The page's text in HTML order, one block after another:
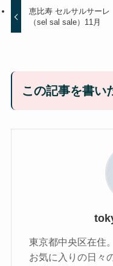
恵比寿 セルサルサーレ
（sel sal sale）11月
この記事を書い
東京都中央区在住
お気に入りの日々